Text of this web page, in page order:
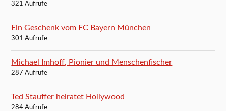
321 Aufrufe
Ein Geschenk vom FC Bayern München
301 Aufrufe
Michael Imhoff, Pionier und Menschenfischer
287 Aufrufe
Ted Stauffer heiratet Hollywood
284 Aufrufe